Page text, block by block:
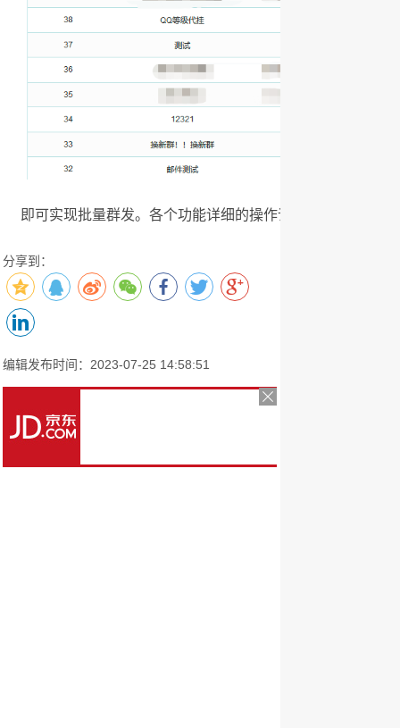
即可实现批量群发。各个功能详细的操作请直接按照软件的
分享到：
编辑发布时间：2023-07-25 14:58:51